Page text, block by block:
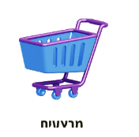
אורטופדיה
מבצעים